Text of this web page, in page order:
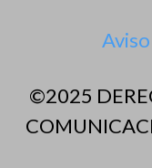
©2025